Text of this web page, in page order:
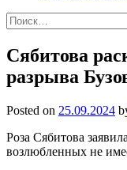
Найти:
Сябитова
разрыва
Posted on 25.09.2024
Роза Сябитова
возлюбленных не